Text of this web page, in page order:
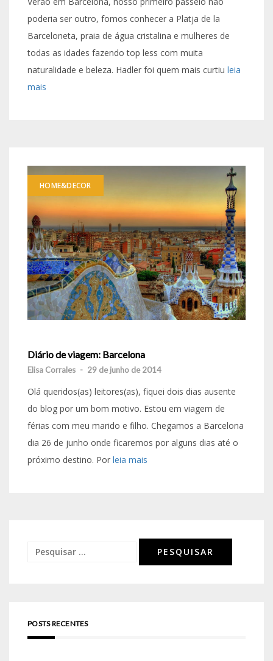
poderia ser outro, fomos conhecer a Platja de la
Barceloneta, praia de água cristalina e mulheres de
todas as idades fazendo top less com muita
naturalidade e beleza. Hadler foi quem mais curtiu leia
mais
HOME&DECOR
Diário de viagem: Barcelona
Elisa Corrales - 29 de junho de 2014
Olá queridos(as) leitores(as), fiquei dois dias ausente
do blog por um bom motivo. Estou em viagem de
férias com meu marido e filho. Chegamos a Barcelona
dia 26 de junho onde ficaremos por alguns dias até o
próximo destino. Por leia mais
Pesquisar
POSTS RECENTES